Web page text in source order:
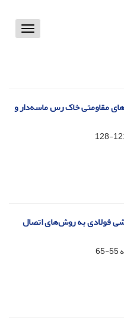
Toggle
مقاومتی خاک رس ماسه‌دار و
121-
فولادی به روش‌های اتصال
55-65